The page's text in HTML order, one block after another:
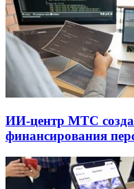
ИИ-центр МТС
финансирования